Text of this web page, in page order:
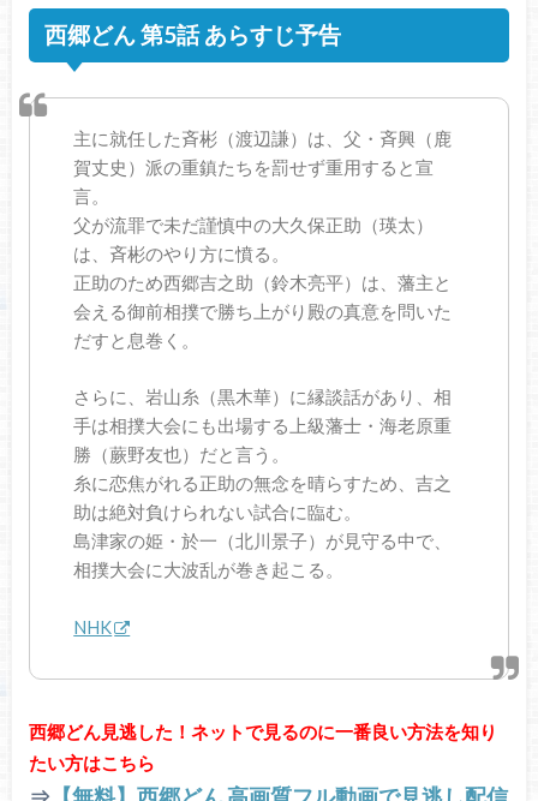
西郷どん 第5話 あらすじ予告
主に就任した斉彬（渡辺謙）は、父・斉興（鹿
賀丈史）派の重鎮たちを罰せず重用すると宣
言。
父が流罪で未だ謹慎中の大久保正助（瑛太）
は、斉彬のやり方に憤る。
正助のため西郷吉之助（鈴木亮平）は、藩主と
会える御前相撲で勝ち上がり殿の真意を問いた
だすと息巻く。
さらに、岩山糸（黒木華）に縁談話があり、相
手は相撲大会にも出場する上級藩士・海老原重
勝（蕨野友也）だと言う。
糸に恋焦がれる正助の無念を晴らすため、吉之
助は絶対負けられない試合に臨む。
島津家の姫・於一（北川景子）が見守る中で、
相撲大会に大波乱が巻き起こる。
NHK
西郷どん見逃した！ネットで見るのに一番良い方法を知り
たい方はこちら
⇒ 【無料】西郷どん 高画質フル動画で見逃し配信